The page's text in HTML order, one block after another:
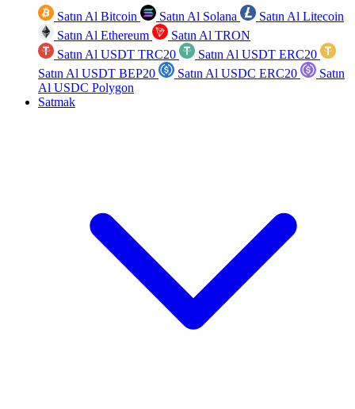
Satın Al Bitcoin Satın Al Solana
Satın Al Litecoin
Satın Al Ethereum
Satın Al TRON
Satın Al USDT TRC20
Satın Al USDT ERC20
Satın Al USDT BEP20
Satın Al USDC ERC20
Satın
Al USDC Polygon
Satmak